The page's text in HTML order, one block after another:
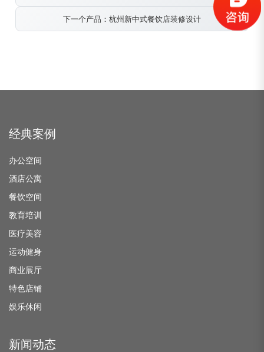
下一个产品：杭州新中式餐饮店装修设计
经典案例
办公空间
酒店公寓
餐饮空间
教育培训
医疗美容
运动健身
商业展厅
特色店铺
娱乐休闲
新闻动态